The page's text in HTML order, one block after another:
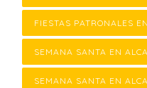
FIESTAS PATRONALES
SEMANA SANTA EN
SEMANA SANTA EN